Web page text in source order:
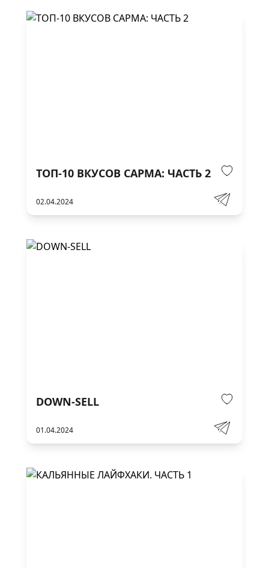
ТОП-10 ВКУСОВ САРМА: ЧАСТЬ 2
02.04.2024
DOWN-SELL
01.04.2024